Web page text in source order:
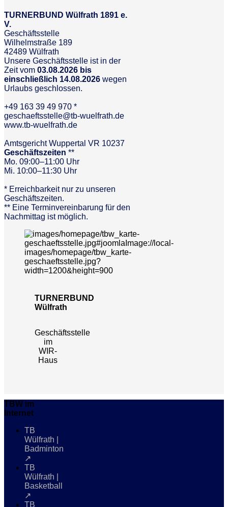
TURNERBUND Wülfrath 1891 e.
V.
Geschäftsstelle
Wilhelmstraße 189
42489 Wülfrath
Unsere Geschäftsstelle ist in der
Zeit vom 03.08.2026 bis
einschließlich 14.08.2026 wegen
Urlaubs geschlossen.
+49 163 39 49 970 *
geschaeftsstelle@tb-wuelfrath.de
www.tb-wuelfrath.de
Amtsgericht Wuppertal VR 10237
Geschäftszeiten **
Mo. 09:00–11:00 Uhr
Mi. 10:00–11:30 Uhr
* Erreichbarkeit nur zu unseren
Geschäftszeiten.
** Eine Terminvereinbarung für den
Nachmittag ist möglich.
TURNERBUND
Wülfrath
Geschäftsstelle
im
WIR-
Haus
TBW im
Internet
TB
Wülfrath |
Badminton
↗
TB
Wülfrath |
Basketball
↗
TB